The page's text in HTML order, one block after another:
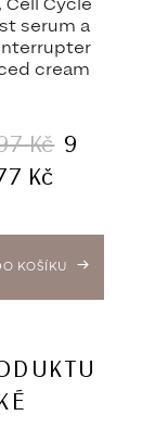
KOŠÍKU
serum a
cream
Kč 9
Kč